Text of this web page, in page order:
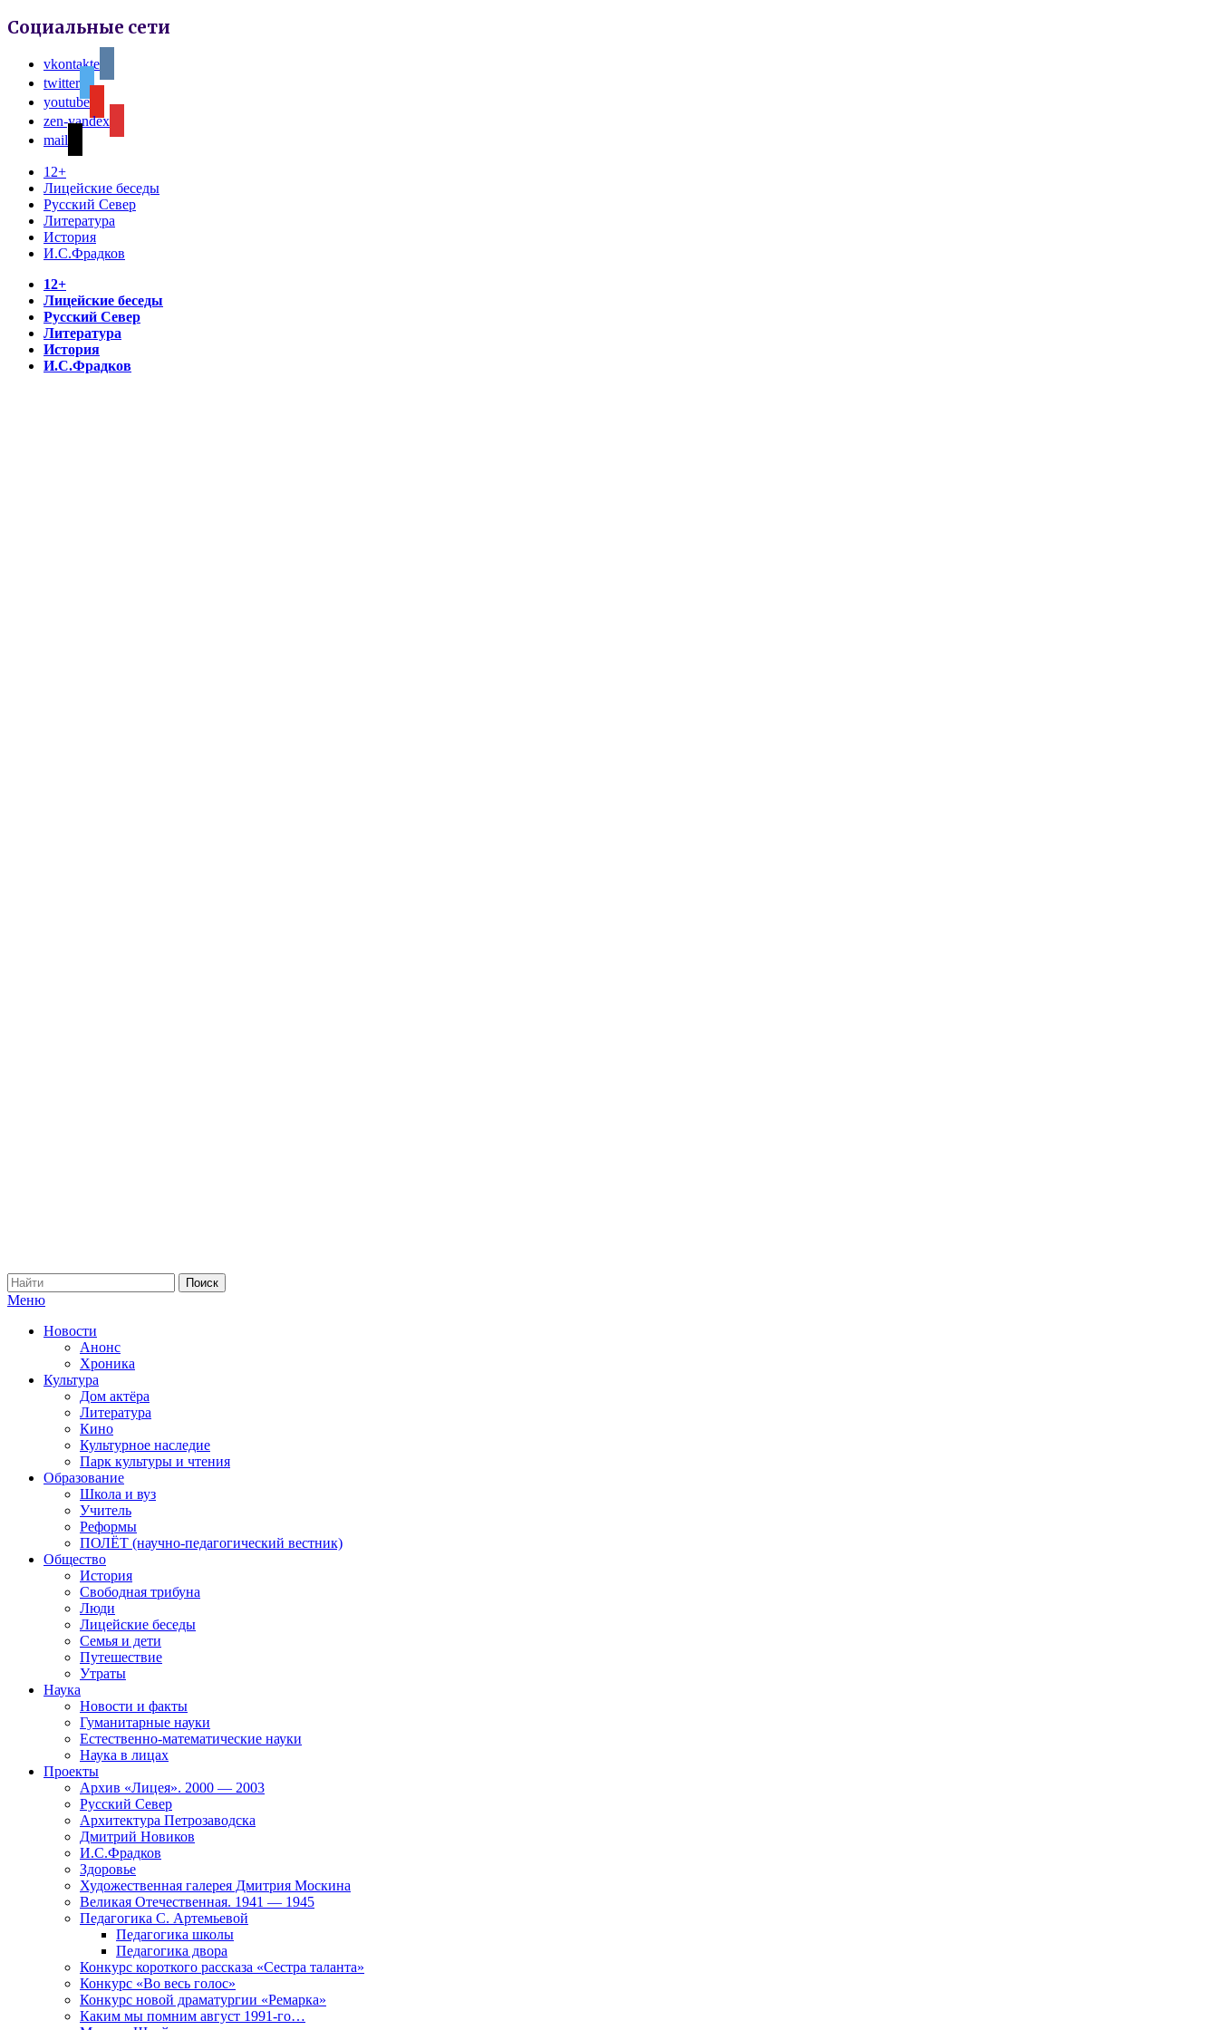
Социальные сети
vkontakte
twitter
youtube
zen-yandex
mail
12+
Лицейские беседы
Русский Север
Литература
История
И.С.Фрадков
12+
Лицейские беседы
Русский Север
Литература
История
И.С.Фрадков
Меню
Новости
Анонс
Хроника
Культура
Дом актёра
Литература
Кино
Культурное наследие
Парк культуры и чтения
Образование
Школа и вуз
Учитель
Реформы
ПОЛЁТ (научно-педагогический вестник)
Общество
История
Свободная трибуна
Люди
Лицейские беседы
Семья и дети
Путешествие
Утраты
Наука
Новости и факты
Гуманитарные науки
Естественно-математические науки
Наука в лицах
Проекты
Архив «Лицея». 2000 — 2003
Русский Север
Архитектура Петрозаводска
Дмитрий Новиков
И.С.Фрадков
Здоровье
Художественная галерея Дмитрия Москина
Великая Отечественная. 1941 — 1945
Педагогика С. Артемьевой
Педагогика школы
Педагогика двора
Конкурс короткого рассказа «Сестра таланта»
Конкурс «Во весь голос»
Конкурс новой драматургии «Ремарка»
Каким мы помним август 1991-го…